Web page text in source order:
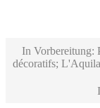
In Vorbereitung:
décoratifs;